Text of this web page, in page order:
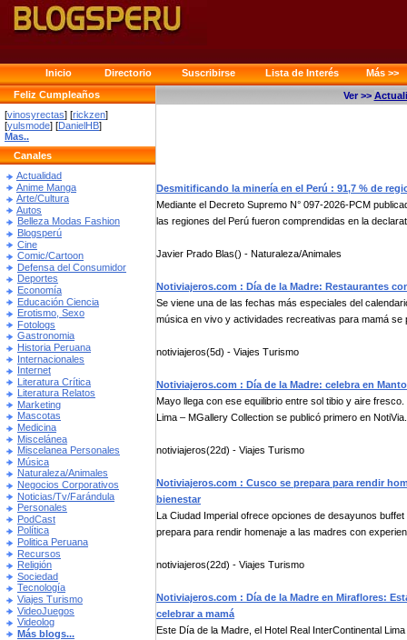
Inicio Directorio Suscribirse Lista de Interés
Más >>
Feliz Cumpleaños
[vinosyrectas] [rickzen]
[yulsmode] [DanielHB]
Mas..
Canales
Actualidad
Anime Manga
Arte/Cultura
Autos
Belleza Modas Fashion
Blogsperú
Cine
Comic/Cartoon
Defensa del Consumidor
Deportes
Economía
Educación Ciencia
Erotismo, Sexo
Fotologs
Gastronomia
Historia Peruana
Internacionales
Internet
Literatura Crítica
Literatura Relatos
Marketing
Mascotas
Medicina
Miscelánea
Miscelanea Personales
Música
Naturaleza/Animales
Negocios Corporativos
Noticias/Tv/Farándula
Personales
PodCast
Política
Politica Peruana
Recursos
Religión
Sociedad
Tecnología
Viajes Turismo
VideoJuegos
Videolog
Más blogs...
Ver >>
Desmitificando la minería en el Perú : 91,7 % de
Mediante el Decreto Supremo N° 097-2026-PCM
las regiones del Perú fueron comprendidas en la
Javier Prado Blas() - Naturaleza/Animales
Notiviajeros.com : Día de la Madre: Restaurantes
Se viene una de las fechas más especiales del
música en vivo y actividades recreativas para mamá se
notiviajeros(5d) - Viajes Turismo
Notiviajeros.com : Día de la Madre: celebra en
Mayo llega con ese equilibrio entre sol tibio y aire
Lima – MGallery Collection se publicó primero en
notiviajeros(22d) - Viajes Turismo
Notiviajeros.com : Cusco se prepara para rendir
bienestar
La Ciudad Imperial ofrece opciones de desayunos
prepara para rendir homenaje a las madres con
notiviajeros(22d) - Viajes Turismo
Notiviajeros.com : Día de la Madre en Miraflores:
celebrar a mamá
Este Día de la Madre, el Hotel Real InterContinental